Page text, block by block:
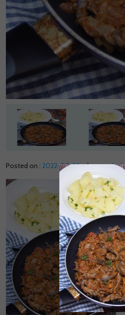
Posted on : 2022-07-02 by :gmchef